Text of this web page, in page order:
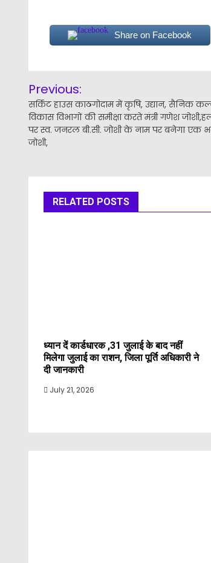
Share on Facebook
navigation
Previous:
सर्किट हाउस काठगोदाम में कृषि, उद्यान, सैनिक
विकास विभागों की समीक्षा करते मंत्री गणेश
पर स्व. जनरल बी.सी. जोशी के नाम पर बनेगा एक
जोशी,
RELATED POSTS
ध्यान दें कार्डधारक ,31 जुलाई के बाद नहीं
मिलेगा जुलाई का राशन, जिला पूर्ति अधिकारी ने
दी जानकारी
July 21, 2026